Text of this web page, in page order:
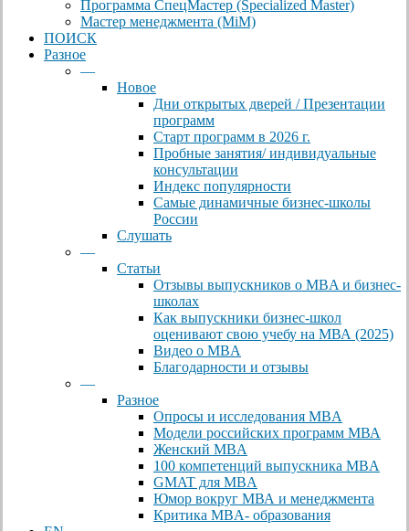
Программа СпецМастер (Specialized Master)
Мастер менеджмента (MiM)
ПОИСК
Разное
—
Новое
Дни открытых дверей / Презентации
программ
Старт программ в 2026 г.
Пробные занятия/ индивидуальные
консультации
Индекс популярности
Самые динамичные бизнес-школы
России
Слушать
—
Статьи
Отзывы выпускников о MBA и бизнес-
школах
Как выпускники бизнес-школ
оценивают свою учебу на МВА (2025)
Видео о MBA
Благодарности и отзывы
—
Разное
Опросы и исследования MBA
Модели российских программ МВА
Женский MBA
100 компетенций выпускника MBA
GMAT для MBA
Юмор вокруг МВА и менеджмента
Критика MBA- образования